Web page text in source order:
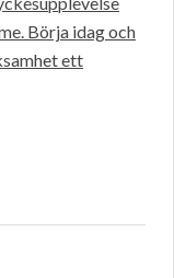
Börja idag och
ett